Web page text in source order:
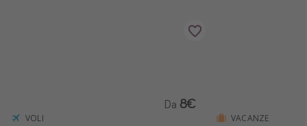
VOLI
Da 8€
VACANZE